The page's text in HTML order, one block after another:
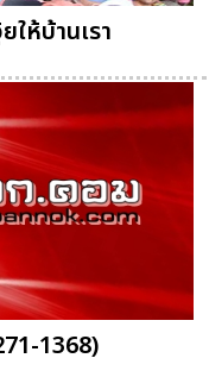
ให้บ้านเรา
1368)